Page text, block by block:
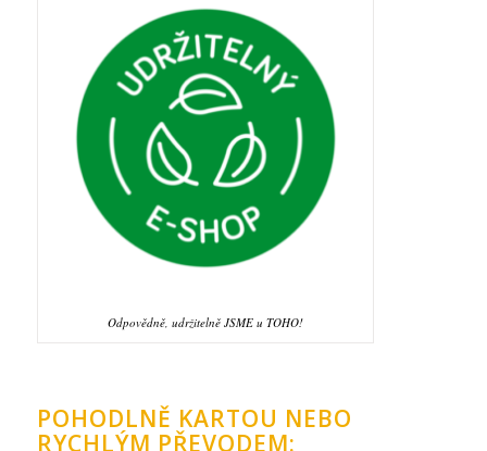
Odpovědně, udržitelně JSME u TOHO!
POHODLNĚ KARTOU NEBO
RYCHLÝM PŘEVODEM: